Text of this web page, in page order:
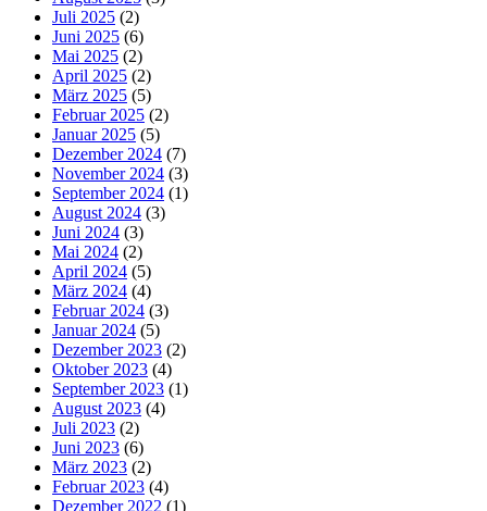
Juli 2025 (2)
Juni 2025 (6)
Mai 2025 (2)
April 2025 (2)
März 2025 (5)
Februar 2025 (2)
Januar 2025 (5)
Dezember 2024 (7)
November 2024 (3)
September 2024 (1)
August 2024 (3)
Juni 2024 (3)
Mai 2024 (2)
April 2024 (5)
März 2024 (4)
Februar 2024 (3)
Januar 2024 (5)
Dezember 2023 (2)
Oktober 2023 (4)
September 2023 (1)
August 2023 (4)
Juli 2023 (2)
Juni 2023 (6)
März 2023 (2)
Februar 2023 (4)
Dezember 2022 (1)